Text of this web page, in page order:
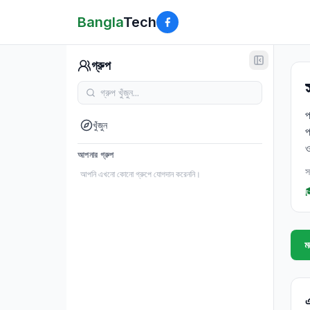
BanglaTech
গ্রুপ
খুঁজুন
আপনার গ্রুপ
আপনি এখনো কোনো গ্রুপে যোগদান করেননি।